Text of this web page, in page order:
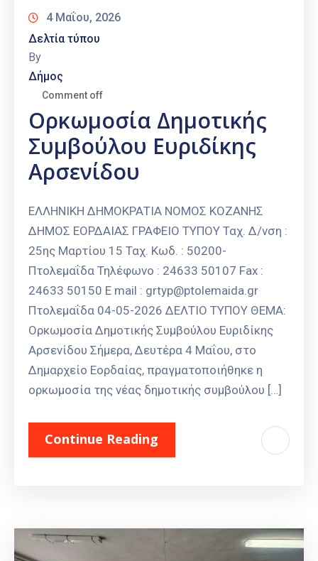
4 Μαΐου, 2026
Δελτία τύπου
By
Δήμος
Comment off
Ορκωμοσία Δημοτικής
Συμβούλου Ευριδίκης
Αρσενίδου
ΕΛΛΗΝΙΚΗ ΔΗΜΟΚΡΑΤΙΑ ΝΟΜΟΣ ΚΟΖΑΝΗΣ
ΔΗΜΟΣ ΕΟΡΔΑΙΑΣ ΓΡΑΦΕΙΟ ΤΥΠΟΥ Ταχ. Δ/νση :
25ης Μαρτίου 15 Ταχ. Κωδ. : 50200-
Πτολεμαΐδα Τηλέφωνο : 24633 50107 Fax :
24633 50150 E mail : grtyp@ptolemaida.gr
Πτολεμαΐδα 04-05-2026 ΔΕΛΤΙΟ ΤΥΠΟΥ ΘΕΜΑ:
Ορκωμοσία Δημοτικής Συμβούλου Ευριδίκης
Αρσενίδου Σήμερα, Δευτέρα 4 Μαΐου, στο
Δημαρχείο Εορδαίας, πραγματοποιήθηκε η
ορκωμοσία της νέας δημοτικής συμβούλου […]
Continue Reading